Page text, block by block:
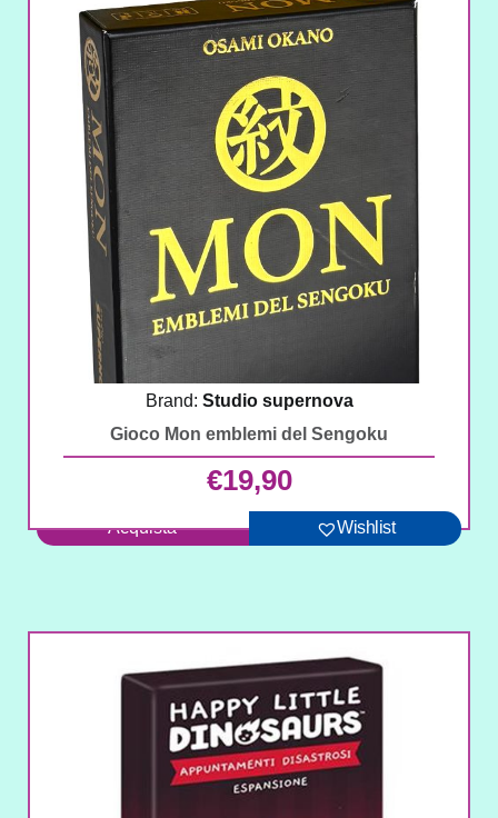
Brand: Studio supernova
Gioco Mon emblemi del Sengoku
€19,90
Acquista Wishlist